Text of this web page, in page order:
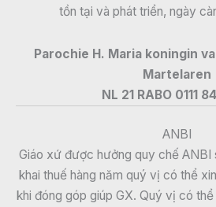
tồn tại và phát triển, ngày
Parochie H. Maria koningin
Martelaren
NL 21 RABO 0111
ANBI
Giáo xứ được hưởng quy chế ANBI
khai thuế hàng năm quý vị có thể
khi đóng góp giúp GX. Quý vị có